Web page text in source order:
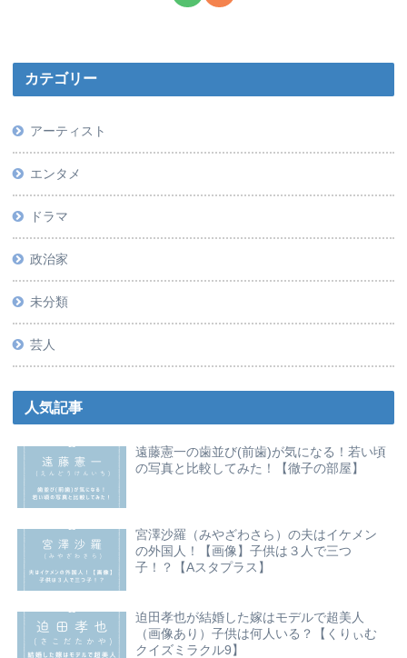
カテゴリー
アーティスト
エンタメ
ドラマ
政治家
未分類
芸人
人気記事
遠藤憲一の歯並び(前歯)が気になる！若い頃
の写真と比較してみた！【徹子の部屋】
宮澤沙羅（みやざわさら）の夫はイケメン
の外国人！【画像】子供は３人で三つ
子！？【Aスタプラス】
迫田孝也が結婚した嫁はモデルで超美人
（画像あり）子供は何人いる？【くりぃむ
クイズミラクル9】